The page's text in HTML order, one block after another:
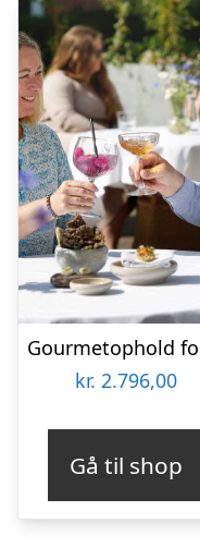
kr. 2.796,00
Gå til shop